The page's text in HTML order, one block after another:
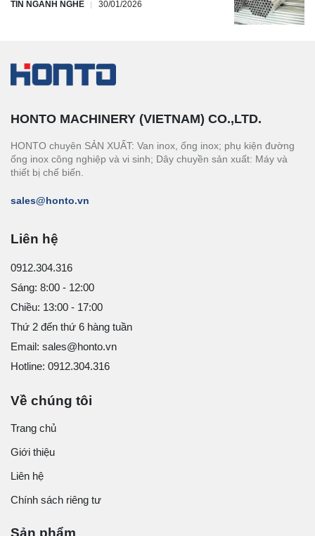
TIN NGÀNH NGHỀ 30/01/2026
HONTO MACHINERY (VIETNAM) CO.,LTD.
HONTO chuyên SẢN XUẤT: Van inox, ống inox; phụ kiện đường
ống inox công nghiệp và vi sinh; Dây chuyền sản xuất: Máy và
thiết bị chế biến.
sales@honto.vn
Liên hệ
0912.304.316
Sáng: 8:00 - 12:00
Chiều: 13:00 - 17:00
Thứ 2 đến thứ 6 hàng tuần
Email: sales@honto.vn
Hotline: 0912.304.316
Về chúng tôi
Trang chủ
Giới thiệu
Liên hệ
Chính sách riêng tư